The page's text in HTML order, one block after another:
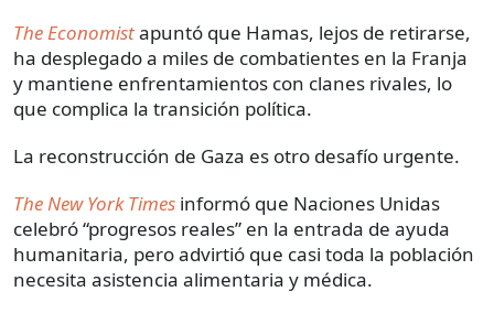
The Economistapuntó que Hamas, lejos de retirarse,
ha desplegado a miles de combatientes en la Franja
y mantiene enfrentamientos con clanes rivales, lo
que complica la transición política.
La reconstrucción de Gaza es otro desafío urgente.
The New York Times informó que Naciones Unidas
celebró “progresos reales” en la entrada de ayuda
humanitaria, pero advirtió que casi toda la población
necesita asistencia alimentaria y médica.